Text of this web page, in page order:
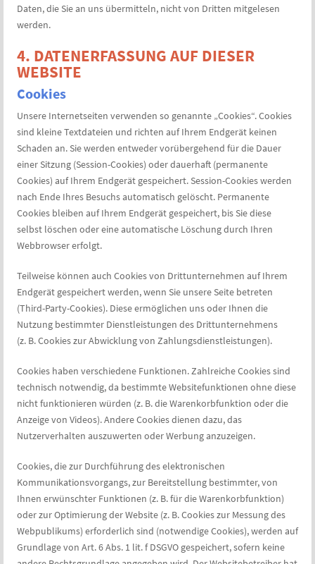
Daten, die Sie an uns übermitteln, nicht von Dritten mitgelesen
werden.
4. DATENERFASSUNG AUF DIESER
WEBSITE
Cookies
Unsere Internetseiten verwenden so genannte „Cookies“. Cookies
sind kleine Textdateien und richten auf Ihrem Endgerät keinen
Schaden an. Sie werden entweder vorübergehend für die Dauer
einer Sitzung (Session-Cookies) oder dauerhaft (permanente
Cookies) auf Ihrem Endgerät gespeichert. Session-Cookies werden
nach Ende Ihres Besuchs automatisch gelöscht. Permanente
Cookies bleiben auf Ihrem Endgerät gespeichert, bis Sie diese
selbst löschen oder eine automatische Löschung durch Ihren
Webbrowser erfolgt.
Teilweise können auch Cookies von Drittunternehmen auf Ihrem
Endgerät gespeichert werden, wenn Sie unsere Seite betreten
(Third-Party-Cookies). Diese ermöglichen uns oder Ihnen die
Nutzung bestimmter Dienstleistungen des Drittunternehmens
(z. B. Cookies zur Abwicklung von Zahlungsdienstleistungen).
Cookies haben verschiedene Funktionen. Zahlreiche Cookies sind
technisch notwendig, da bestimmte Websitefunktionen ohne diese
nicht funktionieren würden (z. B. die Warenkorbfunktion oder die
Anzeige von Videos). Andere Cookies dienen dazu, das
Nutzerverhalten auszuwerten oder Werbung anzuzeigen.
Cookies, die zur Durchführung des elektronischen
Kommunikationsvorgangs, zur Bereitstellung bestimmter, von
Ihnen erwünschter Funktionen (z. B. für die Warenkorbfunktion)
oder zur Optimierung der Website (z. B. Cookies zur Messung des
Webpublikums) erforderlich sind (notwendige Cookies), werden auf
Grundlage von Art. 6 Abs. 1 lit. f DSGVO gespeichert, sofern keine